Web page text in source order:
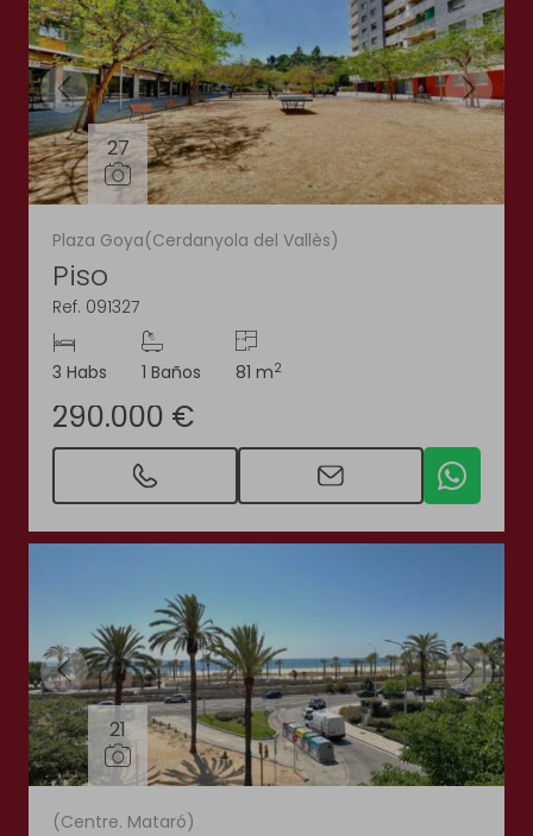
27
Plaza Goya(Cerdanyola del Vallès)
Piso
Ref. 091327
3 Habs 1 Baños 81 m2
290.000 €
21
(Centre. Mataró)